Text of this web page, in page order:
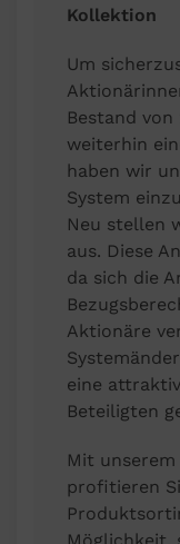
Kollektion
Um
Bestand
weiterhin
haben wir
System
Neu stellen
aus. Diese
da sich die
Aktionäre
eine
Beteiligten
Mit
profitieren